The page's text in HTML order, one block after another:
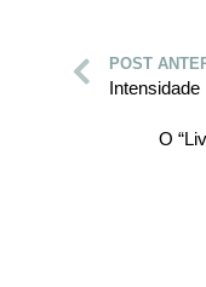
POST
Intensidade
O